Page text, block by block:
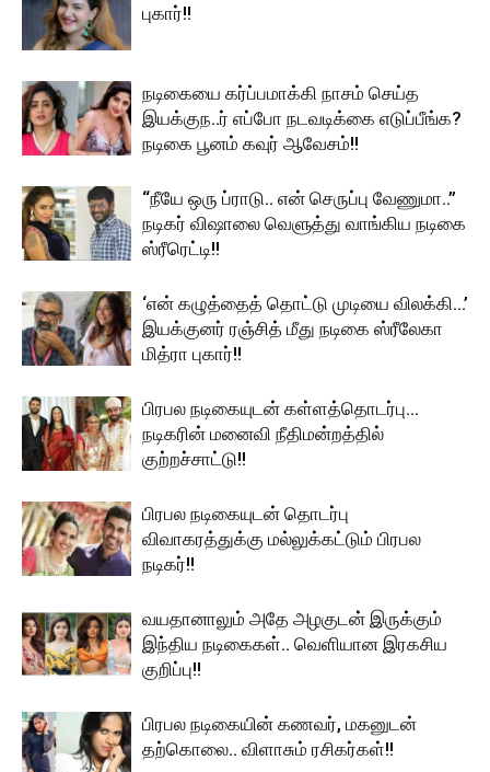
புகார்!!
நடிகையை கர்ப்பமாக்கி நாசம் செய்த
இயக்குந..ர் எப்போ நடவடிக்கை எடுப்பீங்க?
நடிகை பூனம் கவுர் ஆவேசம்!!
“நீயே ஒரு ப்ராடு.. என் செருப்பு வேணுமா..”
நடிகர் விஷாலை வெளுத்து வாங்கிய நடிகை
ஸ்ரீரெட்டி!!
‘என் கழுத்தைத் தொட்டு முடியை விலக்கி…’
இயக்குனர் ரஞ்சித் மீது நடிகை ஸ்ரீலேகா
மித்ரா புகார்!!
பிரபல நடிகையுடன் கள்ளத்தொடர்பு…
நடிகரின் மனைவி நீதிமன்றத்தில்
குற்றச்சாட்டு!!
பிரபல நடிகையுடன் தொடர்பு
விவாகரத்துக்கு மல்லுக்கட்டும் பிரபல
நடிகர்!!
வயதானாலும் அதே அழகுடன் இருக்கும்
இந்திய நடிகைகள்.. வெளியான இரகசிய
குறிப்பு!!
பிரபல நடிகையின் கணவர், மகனுடன்
தற்கொலை.. விளாசும் ரசிகர்கள்!!